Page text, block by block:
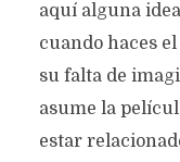
aquí alguna
cuando haces
su falta de
asume la
estar